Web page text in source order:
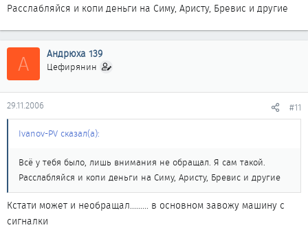
Расслабляйся и копи деньги на Симу, Аристу, Бревис и другие
А Андрюха 139
Цефирянин
29.11.2006 #11
Ivanov-PV сказал(а):
Всё у тебя было, лишь внимания не обращал. Я сам такой.
Расслабляйся и копи деньги на Симу, Аристу, Бревис и другие
Кстати может и необращал......... в основном завожу машину с
сигналки